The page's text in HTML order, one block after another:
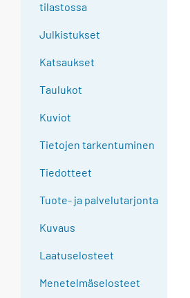
tilastossa
Julkistukset
Katsaukset
Taulukot
Kuviot
Tietojen tarkentuminen
Tiedotteet
Tuote- ja palvelutarjonta
Kuvaus
Laatuselosteet
Menetelmäselosteet